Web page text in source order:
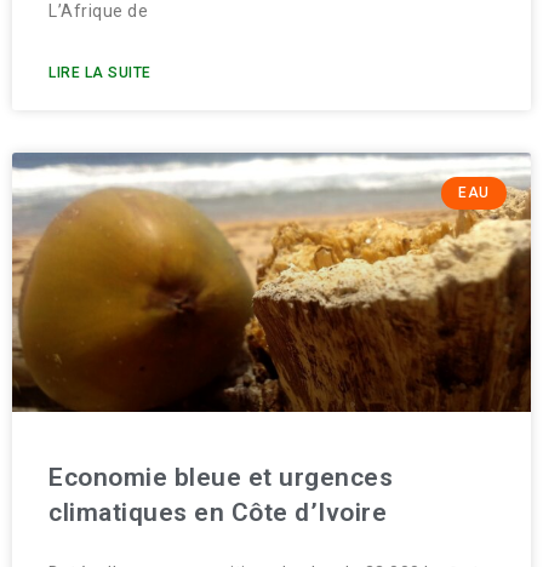
L’Afrique de
LIRE LA SUITE
EAU
Economie bleue et urgences
climatiques en Côte d’Ivoire